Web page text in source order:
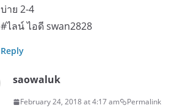
บ่าย 2-4
#ไลน์ ไอดี swan2828
Reply
saowaluk
February 24, 2018 at 4:17 am Permalink